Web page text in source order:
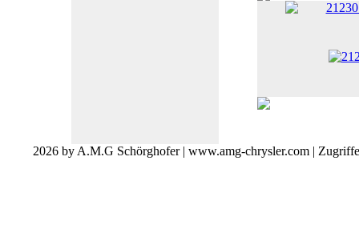
2026 by A.M.G Schörghofer | www.amg-chrysler.com |